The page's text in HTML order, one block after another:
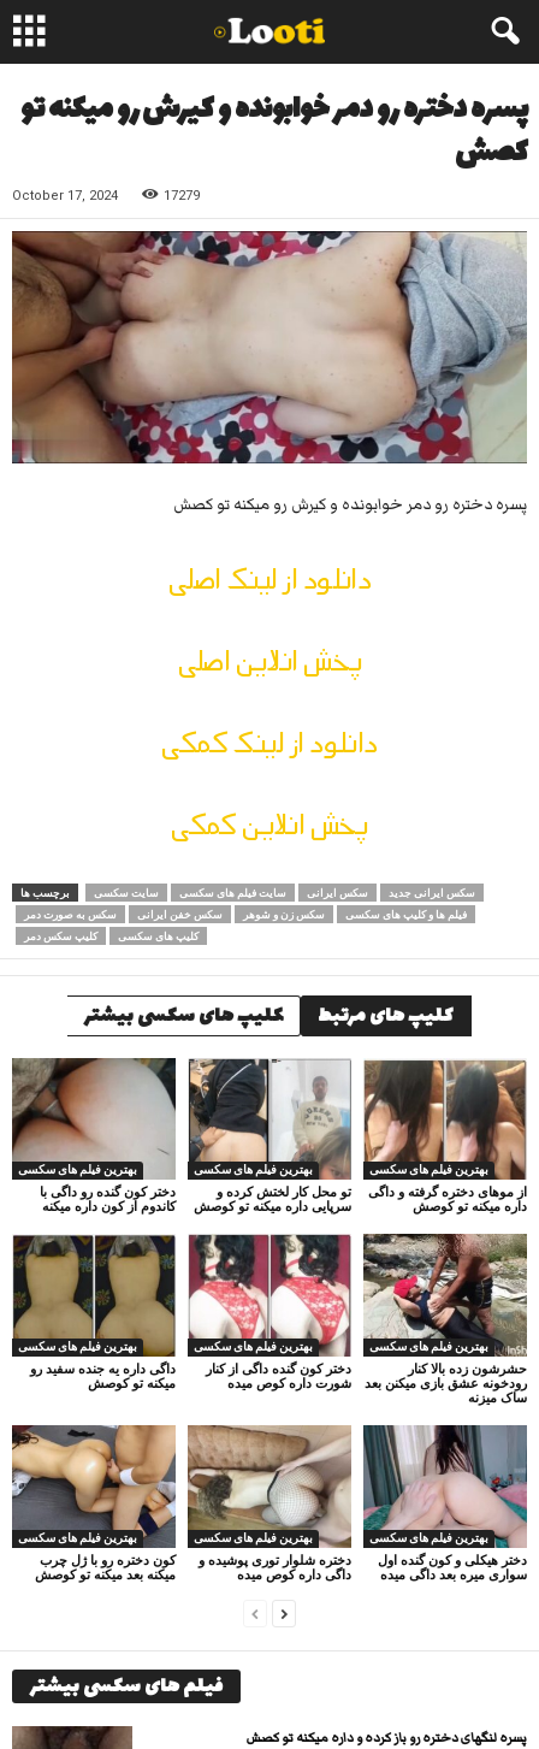
پسره دختره رو دمر خوابونده و کیرش رو میکنه تو
کصش
October 17, 2024 17279
پسره دختره رو دمر خوابونده و کیرش رو میکنه تو کصش
دانلود از لینک اصلی
پخش انلاین اصلی
دانلود از لینک کمکی
پخش انلاین کمکی
برچسب ها سایت سکسی سایت فیلم های سکسی سکس ایرانی
سکس ایرانی جدید
سکس به صورت دمر
سکس خفن ایرانی سکس زن و شوهر
فیلم ها و کلیپ های سکسی
کلیپ سکس دمر
کلیپ های سکسی
کلیپ های مرتبط کلیپ های سکسی بیشتر
بهترین فیلم های سکسی
دختر کون گنده رو داگی با
کاندوم از کون داره میکنه
بهترین فیلم های سکسی
تو محل کار لختش کرده و
سرپایی داره میکنه تو کوصش
بهترین فیلم های سکسی
از موهای دختره گرفته و داگی
داره میکنه تو کوصش
بهترین فیلم های سکسی
داگی داره یه جنده سفید رو
میکنه تو کوصش
بهترین فیلم های سکسی
دختر کون گنده داگی از کنار
شورت داره کوص میده
بهترین فیلم های سکسی
حشرشون زده بالا کنار
رودخونه عشق بازی میکنن بعد
ساک میزنه
بهترین فیلم های سکسی
کون دختره رو با ژل چرب
میکنه بعد میکنه تو کوصش
بهترین فیلم های سکسی
دختره شلوار توری پوشیده و
داگی داره کوص میده
بهترین فیلم های سکسی
دختر هیکلی و کون گنده اول
سواری میره بعد داگی میده
فیلم های سکسی بیشتر
پسره لنگهای دختره رو باز کرده و داره میکنه تو کصش